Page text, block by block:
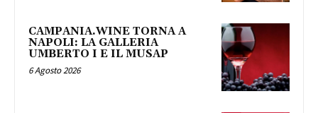
CAMPANIA.WINE TORNA A
NAPOLI: LA GALLERIA
UMBERTO I E IL MUSAP
6 Agosto 2026